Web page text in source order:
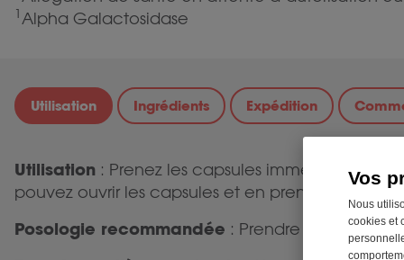
Vos
Nous
cookies et
1 Alpha Galactosidase
Utilisation Ingrédients Expédition
Utilisation : Prenez les capsules
pouvez ouvrir les capsules et en prendre le
Posologie recommandée : Prendre 1 à 3